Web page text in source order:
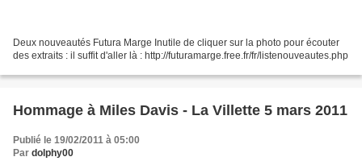
Deux nouveautés Futura Marge Inutile de cliquer sur la photo pour écouter
des extraits : il suffit d'aller là : http://futuramarge.free.fr/fr/listenouveautes.php
Hommage à Miles Davis - La Villette 5 mars 2011
Publié le 19/02/2011 à 05:00
Par dolphy00